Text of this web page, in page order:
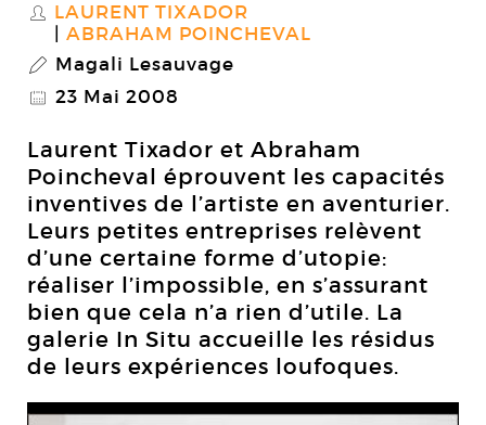
S LAURENT TIXADOR
ABRAHAM POINCHEVAL
P Magali Lesauvage
@ 23 Mai 2008
Laurent Tixador et Abraham
Poincheval éprouvent les capacités
inventives de l’artiste en aventurier.
Leurs petites entreprises relèvent
d’une certaine forme d’utopie:
réaliser l’impossible, en s’assurant
bien que cela n’a rien d’utile. La
galerie In Situ accueille les résidus
de leurs expériences loufoques.